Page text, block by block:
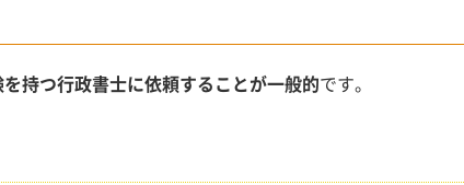
持つ行政書士に依頼することが一般的です。